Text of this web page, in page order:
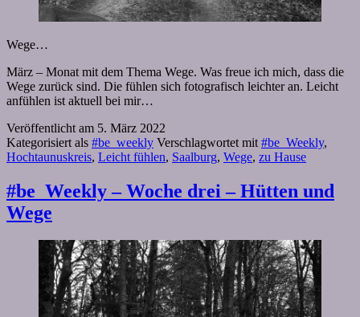
Wege…
März – Monat mit dem Thema Wege. Was freue ich mich, dass die
Wege zurück sind. Die fühlen sich fotografisch leichter an. Leicht
anfühlen ist aktuell bei mir…
Veröffentlicht am 5. März 2022
Kategorisiert als #be_weekly Verschlagwortet mit #be_Weekly,
Hochtaunuskreis, Leicht fühlen, Saalburg, Wege, zu Hause
#be_Weekly – Woche drei – Hütten und
Wege